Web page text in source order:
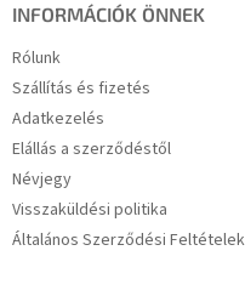
INFORMÁCIÓK ÖNNEK
Rólunk
Szállítás és fizetés
Adatkezelés
Elállás a szerződéstől
Névjegy
Visszaküldési politika
Általános Szerződési Feltételek